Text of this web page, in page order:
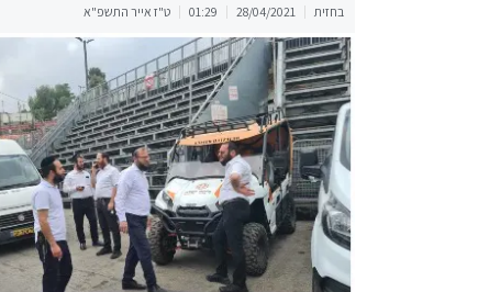
בחזית 28/04/2021
01:29 ט"ז אייר התשפ"א